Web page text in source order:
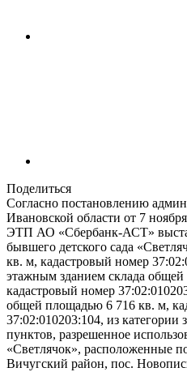
Поделиться
Согласно постановлению
Ивановской области от 7
ЭТП АО «Сбербанк-АСТ»
бывшего детского сада
кв. м, кадастровый номер
этажным зданием склада
кадастровый номер
общей площадью 6 716 кв. м,
37:02:010203:104, из категории
пунктов, разрешенное
«Светлячок», расположенные
Вичугский район, пос.